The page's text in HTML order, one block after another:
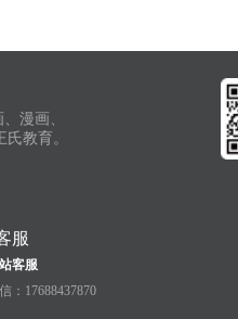
漫画、
教育。
服
客服
：17688437870